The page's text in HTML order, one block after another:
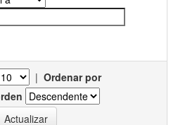
| Ordenar por